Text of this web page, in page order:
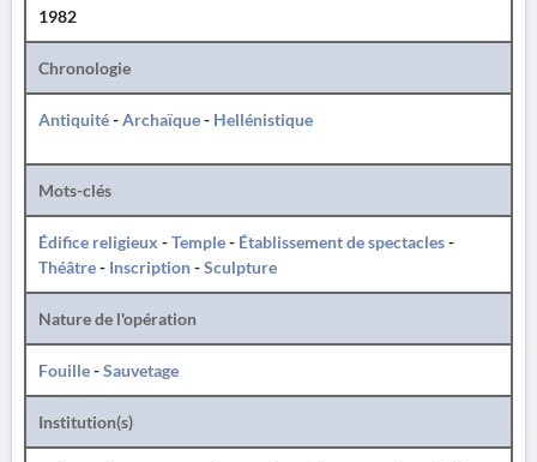
1982
Chronologie
Antiquité-Archaïque- Hellénistique
Mots-clés
Édifice religieux -Temple- Établissement de spectacles-
Théâtre- Inscription-Sculpture
Nature de l'opération
Fouille-Sauvetage
Institution(s)